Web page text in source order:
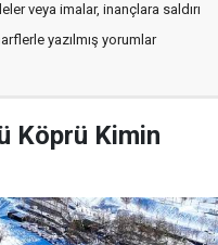
veya imalar, inançlara saldırı
yazılmış yorumlar
Köprü Kimin